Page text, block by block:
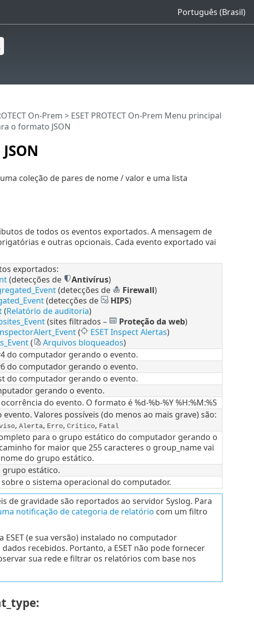
Português (Brasil)
On-Prem > ESET PROTECT On-Prem Menu principal
o formato JSON
coleção de pares de nome / valor e uma lista
de todos os eventos exportados. A mensagem de
e outras opcionais. Cada evento exportado vai
exportados:
(detecções de Antivírus)
(detecções de Firewall)
(detecções de HIPS)
(Relatório de auditoria)
(sites filtrados – Proteção da web)
( ESET Inspect Alertas)
( Arquivos bloqueados)
do computador gerando o evento.
do computador gerando o evento.
do computador gerando o evento.
gerando o evento.
do evento. O formato é %d-%b-%Y %H:%M:%S
evento. Valores possíveis (do menos ao mais grave) são:
, Alerta, Erro, Crítico, Fatal
para o grupo estático do computador gerando o
for maior que 255 caracteres o group_name vai
do grupo estático.
grupo estático.
o sistema operacional do computador.
de gravidade são reportados ao servidor Syslog. Para
notificação de categoria de relatório com um filtro
(e sua versão) instalado no computador
recebidos. Portanto, a ESET não pode fornecer
sua rede e filtrar os relatórios com base nos